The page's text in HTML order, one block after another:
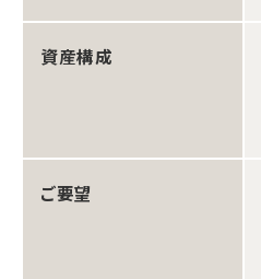
資産構成
ご要望